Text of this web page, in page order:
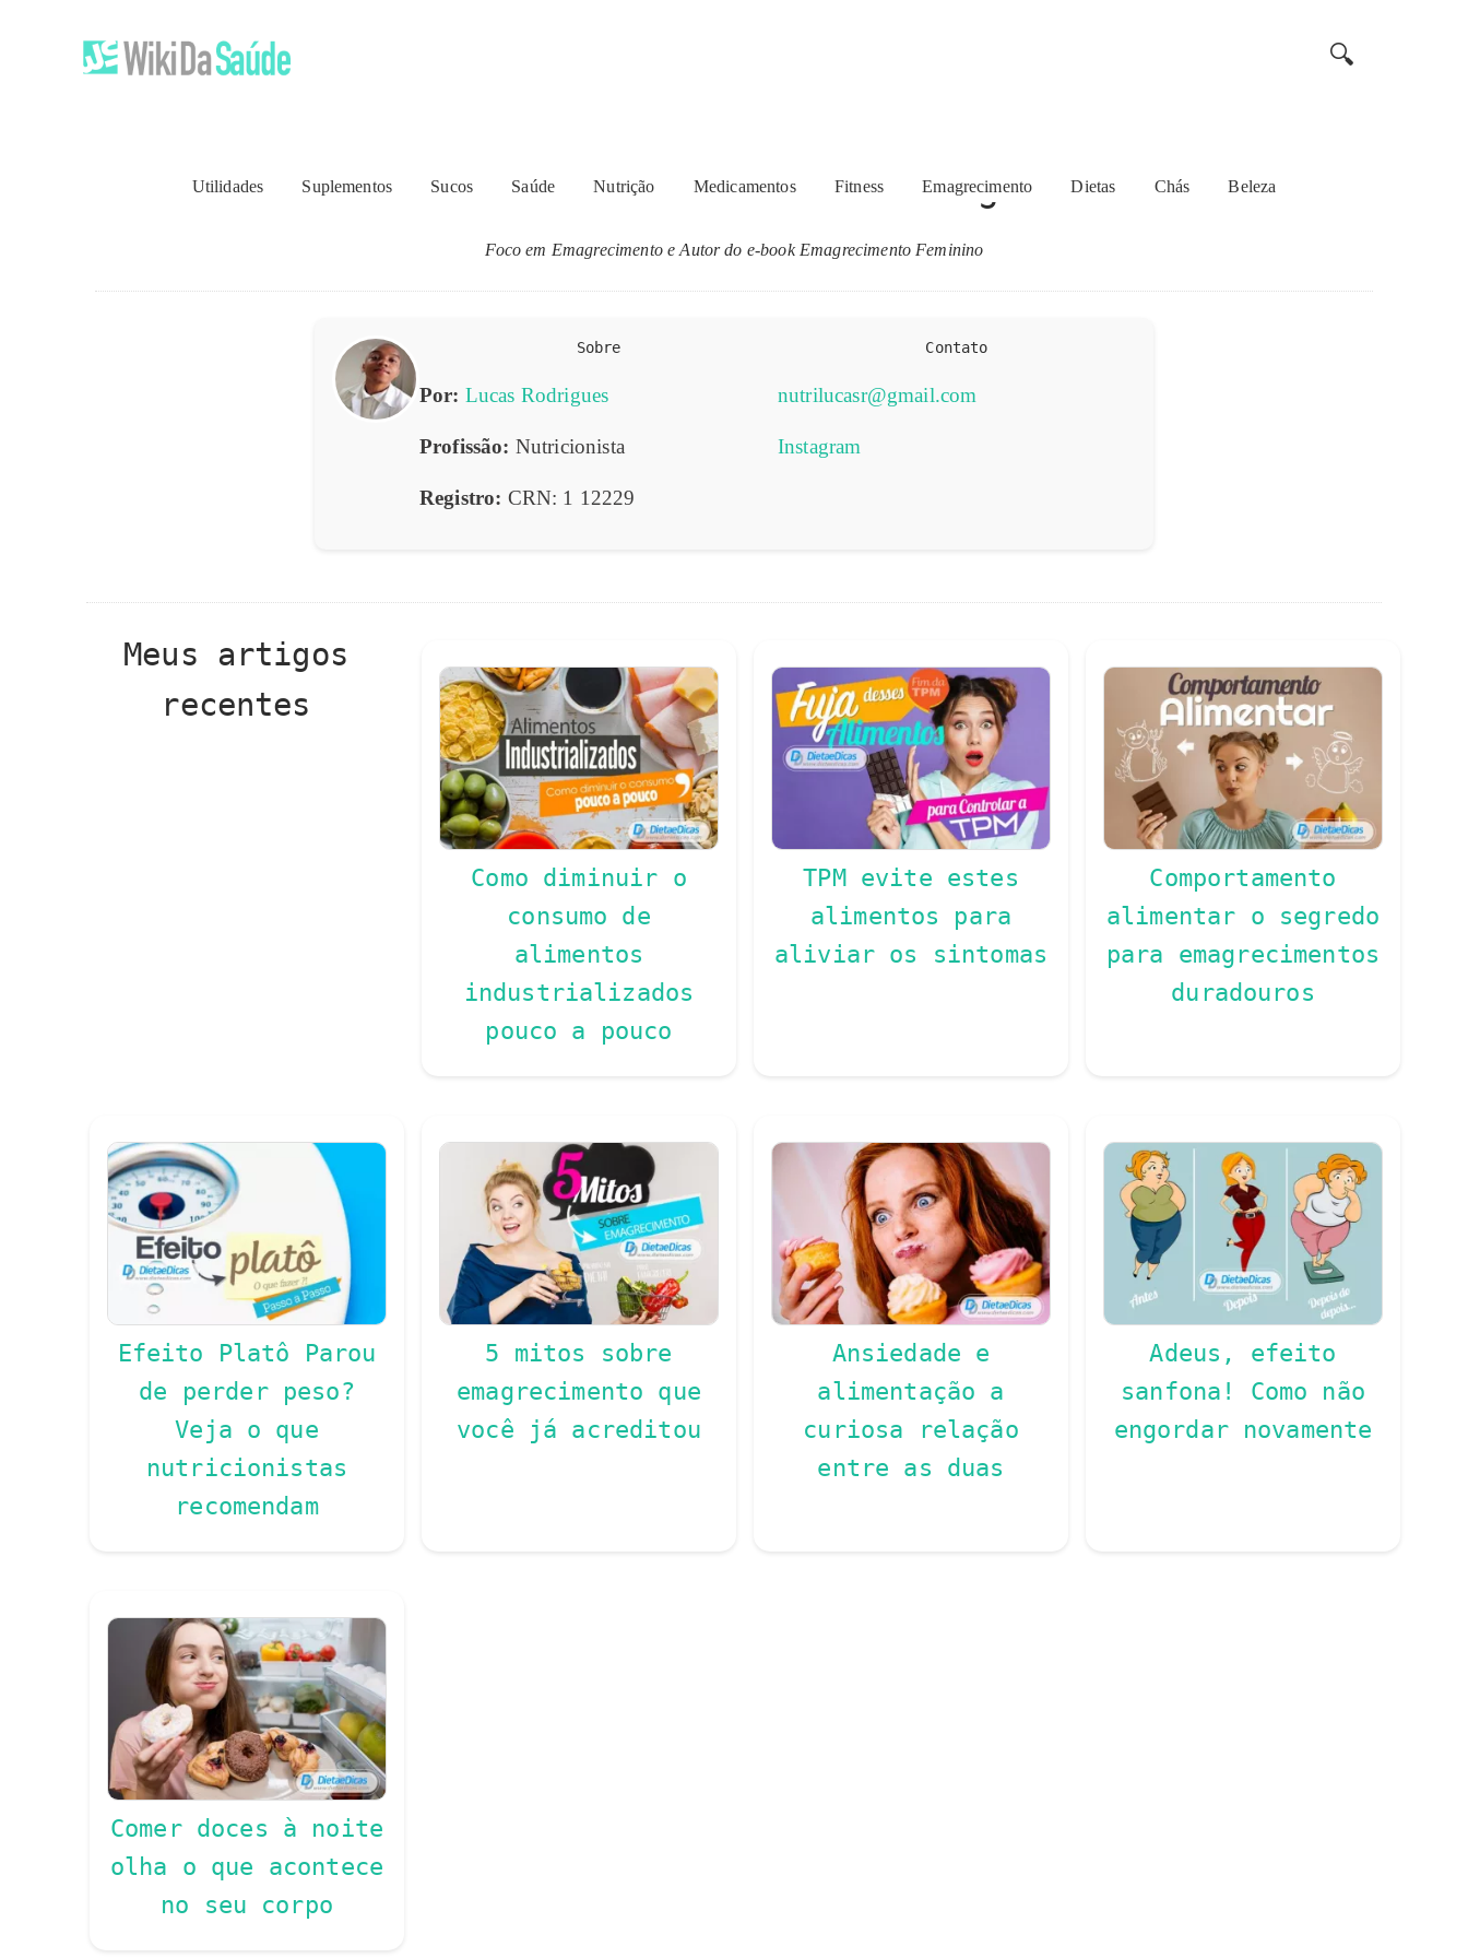
🔍
Utilidades Suplementos Sucos Saúde Nutrição Medicamentos Fitness Emagrecimento Dietas Chás Beleza
Nutricionista Lucas Rodrigues
Foco em Emagrecimento e Autor do e-book Emagrecimento Feminino
Sobre
Por: Lucas Rodrigues
Profissão: Nutricionista
Registro: CRN: 1 12229
Contato
nutrilucasr@gmail.com
Instagram
Meus artigos
recentes
Como diminuir o
consumo de
alimentos
industrializados
pouco a pouco
TPM evite estes
alimentos para
aliviar os sintomas
Comportamento
alimentar o segredo
para emagrecimentos
duradouros
Efeito Platô Parou
de perder peso?
Veja o que
nutricionistas
recomendam
5 mitos sobre
emagrecimento que
você já acreditou
Ansiedade e
alimentação a
curiosa relação
entre as duas
Adeus, efeito
sanfona! Como não
engordar novamente
Comer doces à noite
olha o que acontece
no seu corpo